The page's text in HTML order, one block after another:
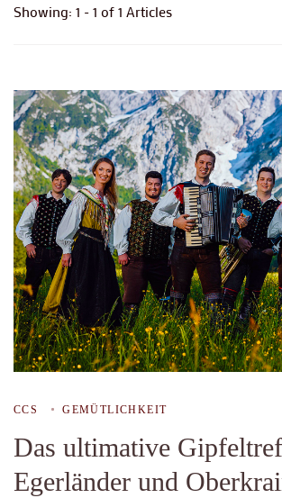
Showing: 1 - 1 of 1 Articles
CCS GEMÜTLICHKEIT
Das ultimative
Egerländer und